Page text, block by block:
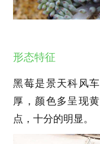
形态特征
黑莓是景天科风
厚，颜色多呈现
点，十分的明显。